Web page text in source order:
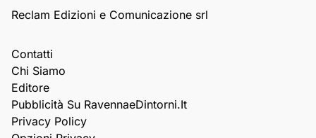
Reclam Edizioni e Comunicazione srl
Contatti
Chi Siamo
Editore
Pubblicità Su RavennaeDintorni.it
Privacy Policy